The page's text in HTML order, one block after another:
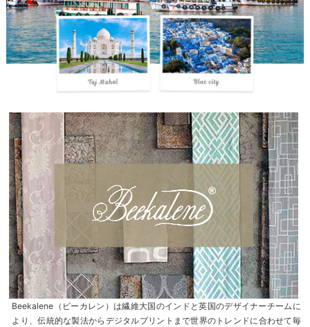
Beekalene（ビーカレン）は繊維大国のインドと英国のデザイナーチームに
より、伝統的な製法からデジタルプリントまで世界のトレンドに合わせて毎